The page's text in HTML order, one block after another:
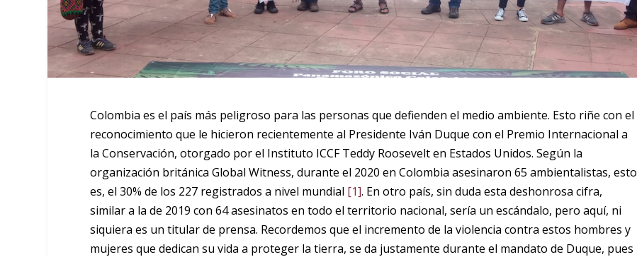
Colombia es el país más peligroso para las personas que defienden el medio ambiente. Esto riñe con el
reconocimiento que le hicieron recientemente al Presidente Iván Duque con el Premio Internacional a
la Conservación, otorgado por el Instituto ICCF Teddy Roosevelt en Estados Unidos. Según la
organización británica Global Witness, durante el 2020 en Colombia asesinaron 65 ambientalistas, esto
es, el 30% de los 227 registrados a nivel mundial [1]. En otro país, sin duda esta deshonrosa cifra,
similar a la de 2019 con 64 asesinatos en todo el territorio nacional, sería un escándalo, pero aquí, ni
siquiera es un titular de prensa. Recordemos que el incremento de la violencia contra estos hombres y
mujeres que dedican su vida a proteger la tierra, se da justamente durante el mandato de Duque, pues